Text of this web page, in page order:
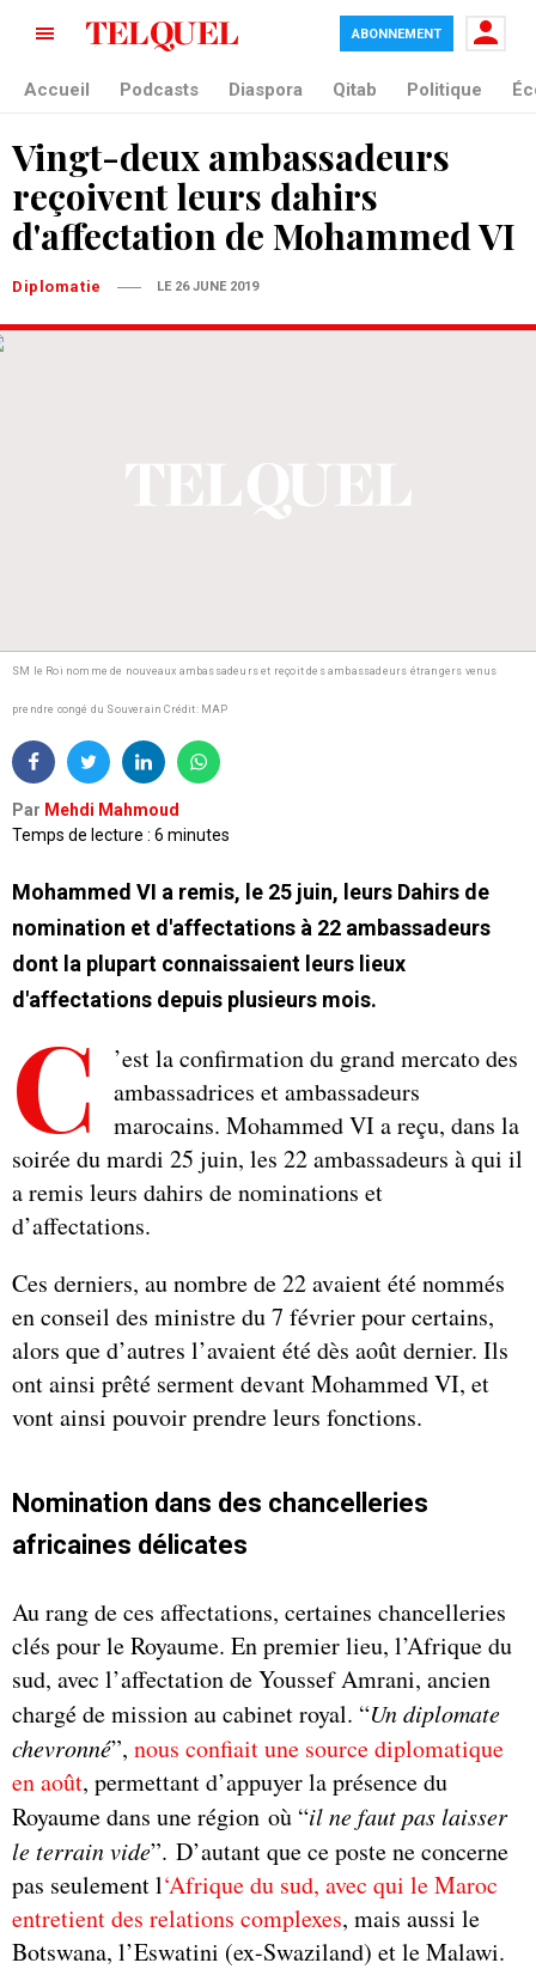
ABONNEMENT
Accueil Podcasts Diaspora Qitab Politique
Vingt-deux ambassadeurs
reçoivent leurs dahirs
d'affectation de Mohammed VI
Diplomatie LE 26 JUNE 2019
SM le Roi nomme de nouveaux ambassadeurs et reçoit des ambassadeurs étrangers venus
prendre congé du SouverainCrédit: MAP
Par Mehdi Mahmoud
Temps de lecture : 6 minutes
Mohammed VI a remis, le 25 juin, leurs Dahirs de
nomination et d'affectations à 22 ambassadeurs
dont la plupart connaissaient leurs lieux
d'affectations depuis plusieurs mois.
C
’est la confirmation du grand mercato des
ambassadrices et ambassadeurs
marocains. Mohammed VI a reçu, dans la
soirée du mardi 25 juin, les 22 ambassadeurs à qui il
a remis leurs dahirs de nominations et
d’affectations.
Ces derniers, au nombre de 22 avaient été nommés
en conseil des ministre du 7 février pour certains,
alors que d’autres l’avaient été dès août dernier. Ils
ont ainsi prêté serment devant Mohammed VI, et
vont ainsi pouvoir prendre leurs fonctions.
Nomination dans des chancelleries
africaines délicates
Au rang de ces affectations, certaines chancelleries
clés pour le Royaume. En premier lieu, l’Afrique du
sud, avec l’affectation de Youssef Amrani, ancien
chargé de mission au cabinet royal. “Un diplomate
chevronné”, nous confiait une source diplomatique
en août, permettant d’appuyer la présence du
Royaume dans une région où “il ne faut pas laisser
le terrain vide”. D’autant que ce poste ne concerne
pas seulement l‘Afrique du sud, avec qui le Maroc
entretient des relations complexes, mais aussi le
Botswana, l’Eswatini (ex-Swaziland) et le Malawi.